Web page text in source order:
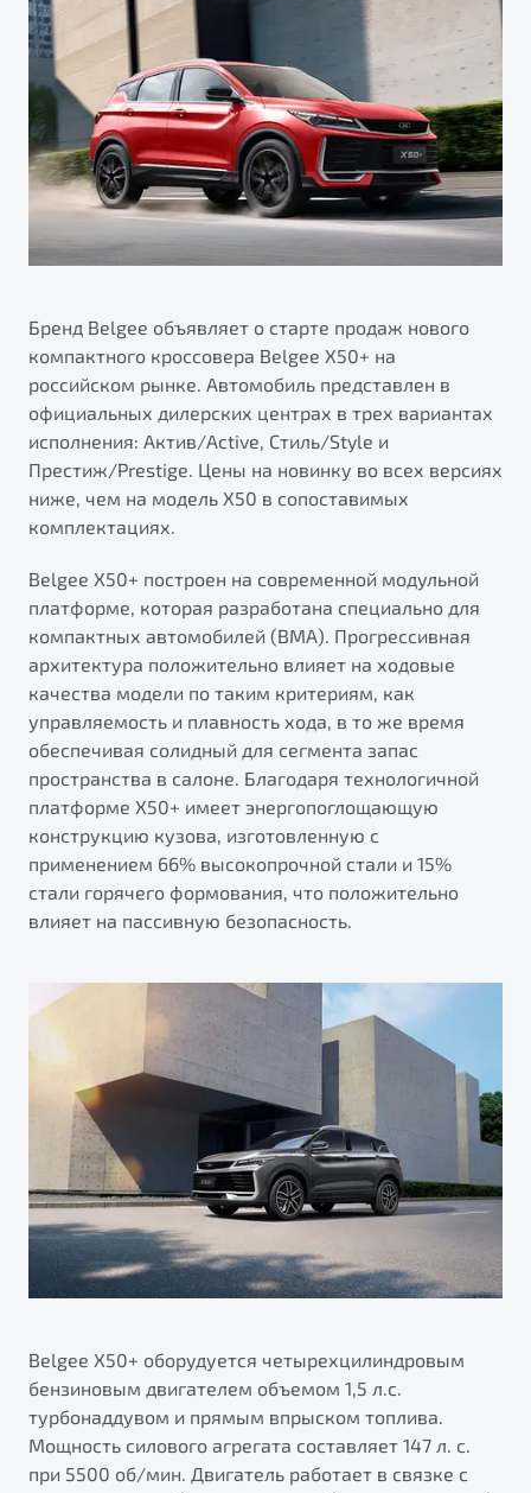
Яркий кроссовер
от 2 219 990 ₽*
Обзор В наличии
S50
Элегантный и практичный седан
Обзор В наличии
X70
Универсальный кроссовер
В наличии
Автокредит
Трейд-ин
Страхование
Расчет КАСКО
Узнайте о специальных выгодах при покупке
автомобиля Belgee
Подробно
Автомобили в наличии
Тест-драйв
Автокредит
Спецпредложения
ПОДДЕРЖКА
Гарантия Belgee
Belgee Линк
Belgee Клуб
Belgee Плюс
Реферальная программа
Помощь на дорогах
Будьте еще более уверены на дорогах с программой
"Помощь на дорогах"
Преимущества программы
Запись на сервис
Калькулятор ТО
Клиентская поддержка
О дилерском центре
Правовая информация
Бренд Belgee объявляет о старте продаж нового
компактного кроссовера Belgee X50+ на
российском рынке. Автомобиль представлен в
официальных дилерских центрах в трех вариантах
исполнения: Актив/Active, Стиль/Style и
Престиж/Prestige. Цены на новинку во всех версиях
ниже, чем на модель X50 в сопоставимых
комплектациях.
Belgee Х50+ построен на современной модульной
платформе, которая разработана специально для
компактных автомобилей (BMA). Прогрессивная
архитектура положительно влияет на ходовые
качества модели по таким критериям, как
управляемость и плавность хода, в то же время
обеспечивая солидный для сегмента запас
пространства в салоне. Благодаря технологичной
платформе X50+ имеет энергопоглощающую
конструкцию кузова, изготовленную с
применением 66% высокопрочной стали и 15%
стали горячего формования, что положительно
влияет на пассивную безопасность.
Belgee X50+ оборудуется четырехцилиндровым
бензиновым двигателем объемом 1,5 л.с.
турбонаддувом и прямым впрыском топлива.
Мощность силового агрегата составляет 147 л. с.
при 5500 об/мин. Двигатель работает в связке с